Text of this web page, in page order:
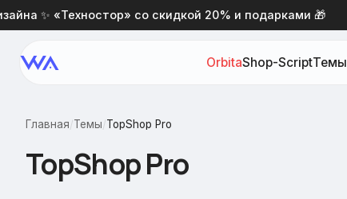
✨ «Техностор» со скидкой 20% и подарками 🎁
OrbitaShop-ScriptТемы
Главная/Темы/TopShop Pro
TopShop Pro